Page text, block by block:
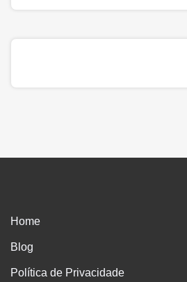
Home
Blog
Política de Privacidade